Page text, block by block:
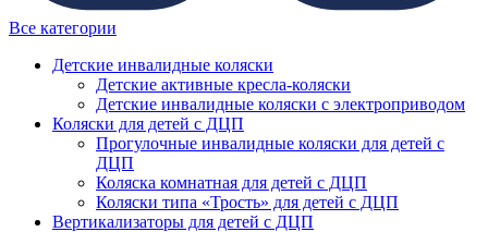
Все категории
Детские инвалидные коляски
Детские активные кресла-коляски
Детские инвалидные коляски с электроприводом
Коляски для детей с ДЦП
Прогулочные инвалидные коляски для детей с
ДЦП
Коляска комнатная для детей с ДЦП
Коляски типа «Трость» для детей с ДЦП
Вертикализаторы для детей с ДЦП